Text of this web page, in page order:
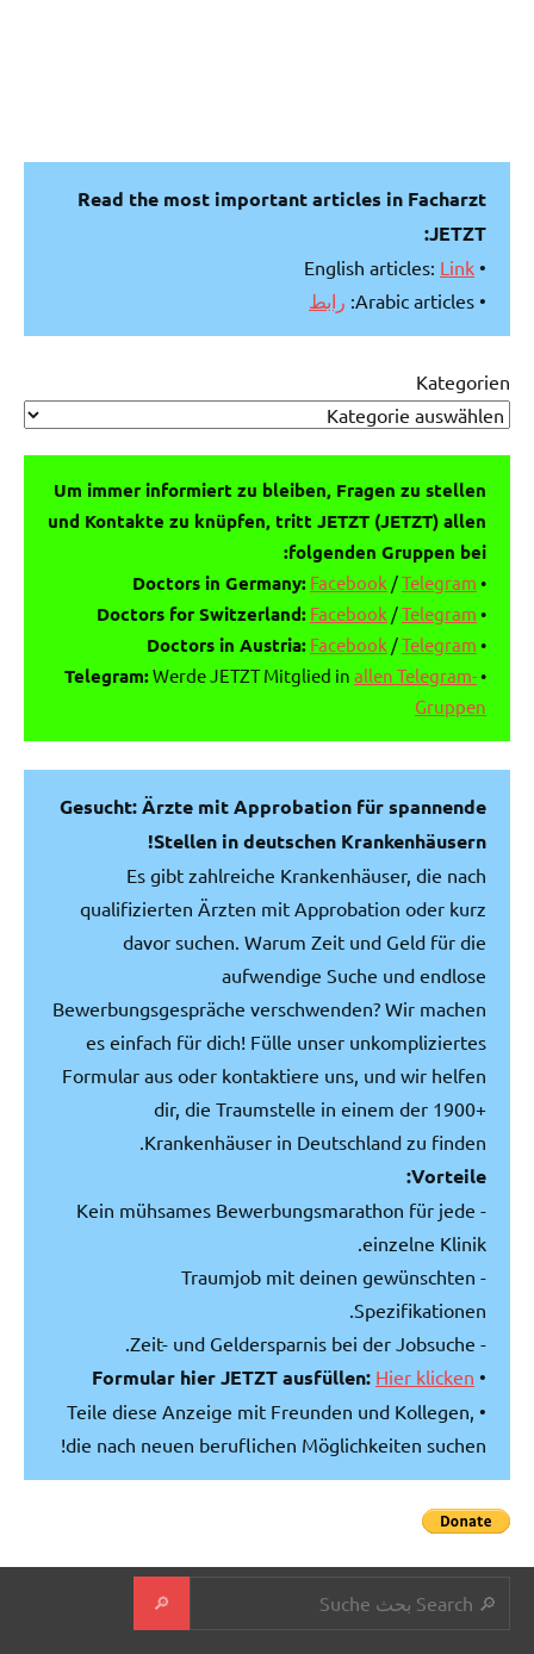
Read the most important articles in Facharzt
JETZT:
• English articles:
Link
• Arabic articles:
رابط
Kategorien
Um immer informiert zu bleiben, Fragen zu stellen
und Kontakte zu knüpfen, tritt JETZT (JETZT) allen
folgenden Gruppen bei:
•
Doctors in Germany: Facebook /Telegram
•
Doctors for Switzerland: Facebook /Telegram
•
Doctors in Austria: Facebook /Telegram
•
Telegram:Werde JETZT Mitglied in allen Telegram-
Gruppen
Gesucht: Ärzte mit Approbation für spannende
Stellen in deutschen Krankenhäusern!
Es gibt zahlreiche Krankenhäuser, die nach
qualifizierten Ärzten mit Approbation oder kurz
davor suchen. Warum Zeit und Geld für die
aufwendige Suche und endlose
Bewerbungsgespräche verschwenden? Wir machen
es einfach für dich! Fülle unser unkompliziertes
Formular aus oder kontaktiere uns, und wir helfen
dir, die Traumstelle in einem der 1900+
Krankenhäuser in Deutschland zu finden.
Vorteile:
- Kein mühsames Bewerbungsmarathon für jede
einzelne Klinik.
- Traumjob mit deinen gewünschten
Spezifikationen.
- Zeit- und Geldersparnis bei der Jobsuche.
•
Formular hier JETZT ausfüllen: Hier klicken
• Teile diese Anzeige mit Freunden und Kollegen,
die nach neuen beruflichen Möglichkeiten suchen!
🔎